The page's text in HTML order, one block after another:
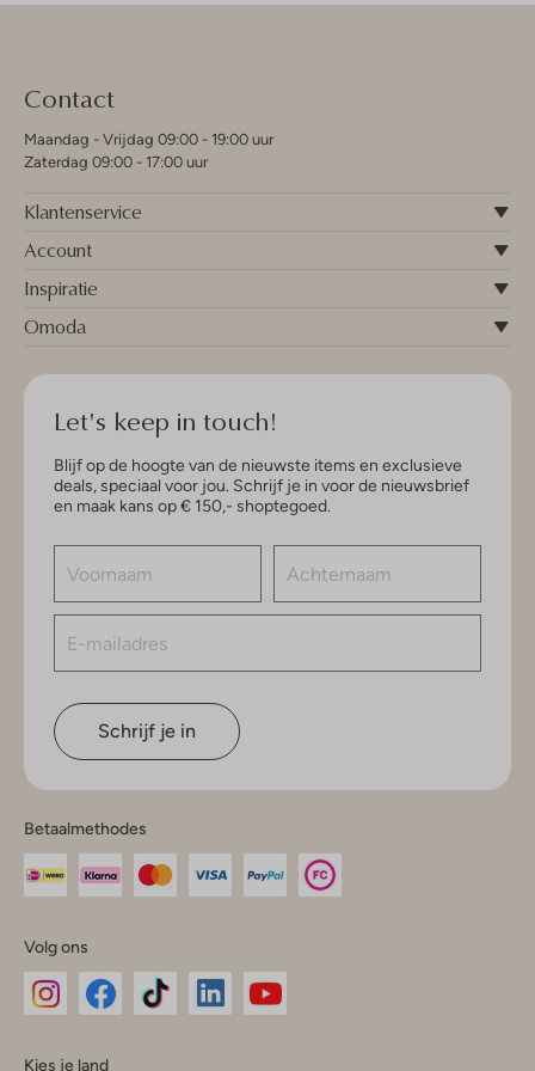
Contact
Maandag - Vrijdag 09:00 - 19:00 uur
Zaterdag 09:00 - 17:00 uur
Klantenservice
Account
Inspiratie
Omoda
Let's keep in touch!
Blijf op de hoogte van de nieuwste items en exclusieve
deals, speciaal voor jou. Schrijf je in voor de nieuwsbrief
en maak kans op € 150,- shoptegoed.
Schrijf je in
Betaalmethodes
Volg ons
Kies je land